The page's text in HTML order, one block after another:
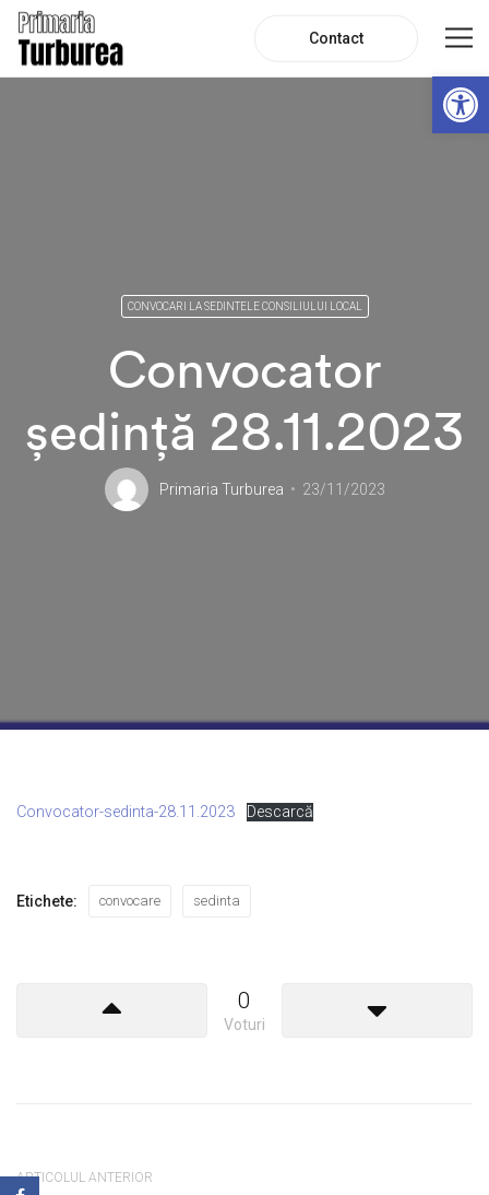
Contact
CONVOCARI LA SEDINTELE CONSILIULUI LOCAL
Convocator
ședință 28.11.2023
Primaria Turburea 23/11/2023
Convocator-sedinta-28.11.2023 Descarcă
Etichete: convocare sedinta
0
Voturi
ARTICOLUL ANTERIOR